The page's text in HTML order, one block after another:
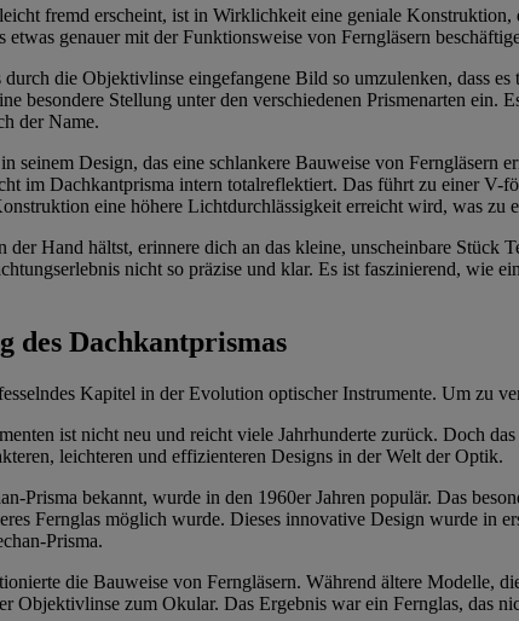
fremd erscheint, ist in Wirklichkeit eine geniale
etwas genauer mit der Funktionsweise von Ferngläsern
durch die Objektivlinse eingefangene Bild so umzulenken, dass
besondere Stellung unter den verschiedenen Prismenarten
der Name.
seinem Design, das eine schlankere Bauweise von Ferngläsern
im Dachkantprisma intern totalreflektiert. Das führt zu einer
eine höhere Lichtdurchlässigkeit erreicht wird, was zu
der Hand hältst, erinnere dich an das kleine, unscheinbare
nicht so präzise und klar. Es ist faszinierend, wie
des Dachkantprismas
Kapitel in der Evolution optischer Instrumente. Um zu
ist nicht neu und reicht viele Jahrhunderte zurück. Doch
leichteren und effizienteren Designs in der Welt der Optik.
Prisma bekannt, wurde in den 1960er Jahren populär. Das
Fernglas möglich wurde. Dieses innovative Design wurde
Prisma.
die Bauweise von Ferngläsern. Während ältere Modelle,
Objektivlinse zum Okular. Das Ergebnis war ein Fernglas, das